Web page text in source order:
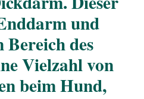
und
Bereich des
Vielzahl von
beim Hund,